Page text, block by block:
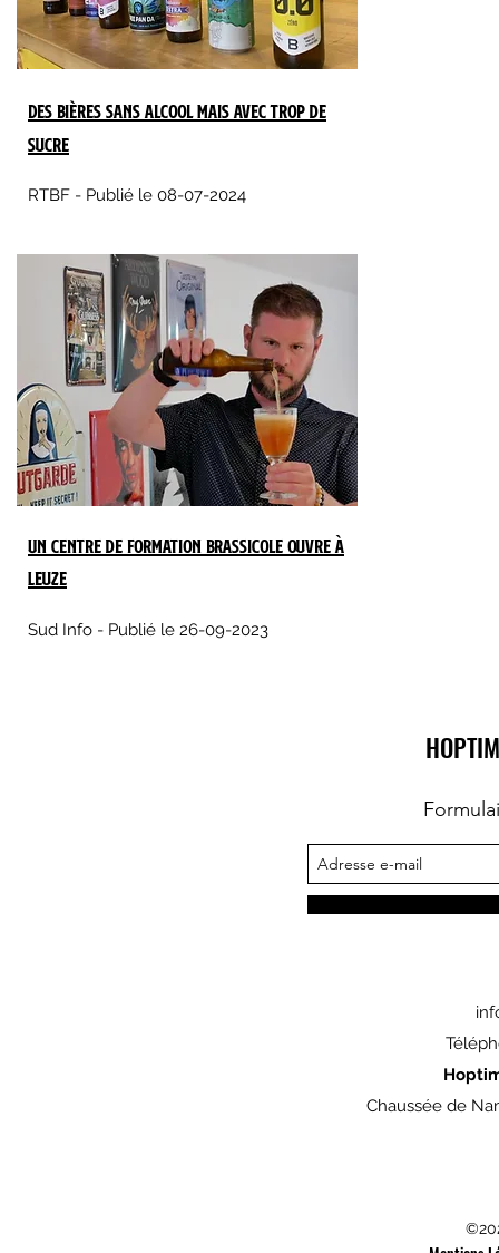
Des bières sans alcool mais avec trop de
sucre
RTBF - Publié le 08-07-2024
Un centre de formation brassicole ouvre à
Leuze
Sud Info - Publié le 26-09-2023
Chaussée de